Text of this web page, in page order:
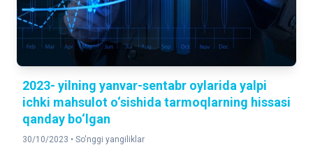
2023- yilning yanvar-sentabr oylarida yalpi
ichki mahsulot o‘sishida tarmoqlarning hissasi
qanday bo‘lgan
30/10/2023 • So'nggi yangiliklar